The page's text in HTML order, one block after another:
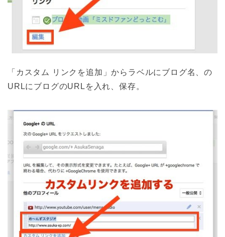
「カスタム リンクを追加」からラベルにブログ名、の
URLにブログのURLを入れ、保存。